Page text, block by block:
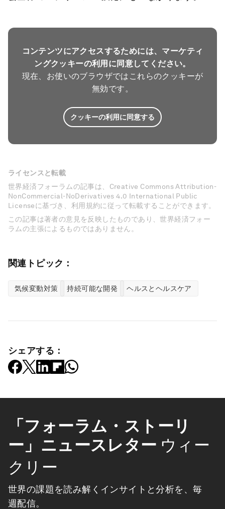
コンテンツにアクセスするためには、マーケティ
ングクッキーの利用に同意してください。
現在、お使いのブラウザではこれらのクッキーが
無効です。
クッキーの利用に同意する
ライセンスと転載
世界経済フォーラムの記事は、Creative Commons Attribution-
NonCommercial-NoDerivatives 4.0 International Public
Licenseに基づき、利用規約に従って転載することができます。
この記事は著者の意見を反映したものであり、世界経済フォー
ラムの主張によるものではありません。
関連トピック：
気候変動対策 持続可能な開発 ヘルスとヘルスケア
シェアする：
「フォーラム・ストーリ
ー」ニュースレター ウィー
クリー
世界の課題を読み解くインサイトと分析を、毎
週配信。